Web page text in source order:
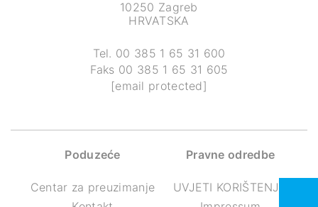
10250 Zagreb
HRVATSKA
Tel. 00 385 1 65 31 600
Faks 00 385 1 65 31 605
[email protected]
Poduzeće
Centar za preuzimanje
Pravne odredbe
UVJETI KORIŠTENJA